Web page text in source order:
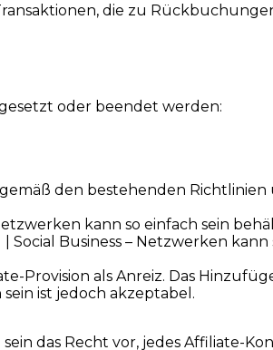
die zu
oder beendet werden:
den bestehenden Richtlinien
kann so einfach sein
Business – Netzwerken
Provision als Anreiz. Das
ist jedoch akzeptabel.
das Recht vor, jedes Affiliate-